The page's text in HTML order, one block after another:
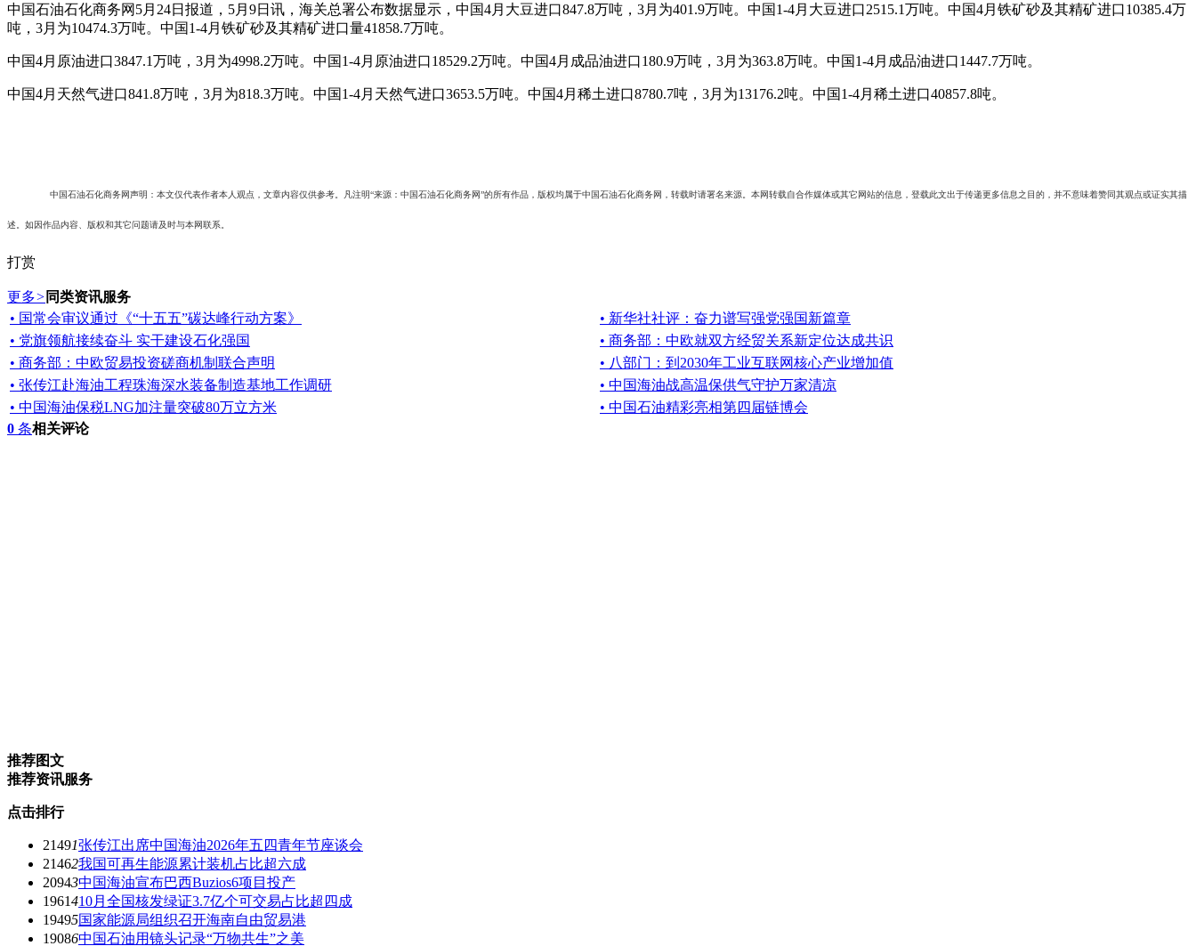
中国石油石化商务网5月24日报道，5月9日讯，海关总署公布数据显示，中国4月大豆进口847.8万吨，3月为401.9万吨。中国1-4月大豆进口2515.1万吨。中国4月铁矿砂及其精矿进口10385.4万
吨，3月为10474.3万吨。中国1-4月铁矿砂及其精矿进口量41858.7万吨。
中国4月原油进口3847.1万吨，3月为4998.2万吨。中国1-4月原油进口18529.2万吨。中国4月成品油进口180.9万吨，3月为363.8万吨。中国1-4月成品油进口1447.7万吨。
中国4月天然气进口841.8万吨，3月为818.3万吨。中国1-4月天然气进口3653.5万吨。中国4月稀土进口8780.7吨，3月为13176.2吨。中国1-4月稀土进口40857.8吨。
中国石油石化商务网声明：本文仅代表作者本人观点，文章内容仅供参考。凡注明“来源：中国石油石化商务网”的所有作品，版权均属于中国石油石化商务网，转载时请署名来源。本网转载自合作媒体或其它网站的信息，登载此文出于传递更多信息之目的，并不意味着赞同其观点或证实其描
述。如因作品内容、版权和其它问题请及时与本网联系。
打赏
更多> 同类资讯服务
• 国常会审议通过《“十五五”碳达峰行动方案》
• 新华社社评：奋力谱写强党强国新篇章
• 党旗领航接续奋斗 实干建设石化强国
• 商务部：中欧就双方经贸关系新定位达成共识
• 商务部：中欧贸易投资磋商机制联合声明
• 八部门：到2030年工业互联网核心产业增加值
• 张传江赴海油工程珠海深水装备制造基地工作调研
• 中国海油战高温保供气守护万家清凉
• 中国海油保税LNG加注量突破80万立方米
• 中国石油精彩亮相第四届链博会
0 条相关评论
推荐图文
推荐资讯服务
点击排行
21491张传江出席中国海油2026年五四青年节座谈会
21462我国可再生能源累计装机占比超六成
20943中国海油宣布巴西Buzios6项目投产
1961410月全国核发绿证3.7亿个可交易占比超四成
19495国家能源局组织召开海南自由贸易港
19086中国石油用镜头记录“万物共生”之美